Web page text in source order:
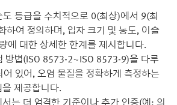
등급을 수치적으로 0(최상)에서 9(최
하여 정의하며, 입자 크기 및 농도, 이슬
에 대한 상세한 한계를 제시합니다.
방법(ISO 8573-2~ISO 8573-9)을 다루
있어, 오염 물질을 정확하게 측정하는
제공합니다.
는 더 엄격한 기준이나 추가 인증(예: 의